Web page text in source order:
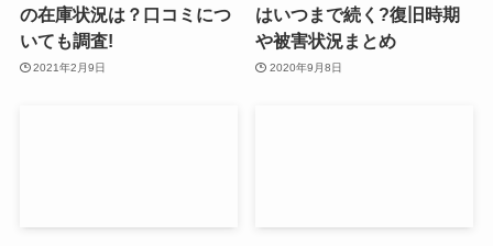
の在庫状況は？口コミにつ
いても調査!
2021年2月9日
はいつまで続く?復旧時期
や被害状況まとめ
2020年9月8日